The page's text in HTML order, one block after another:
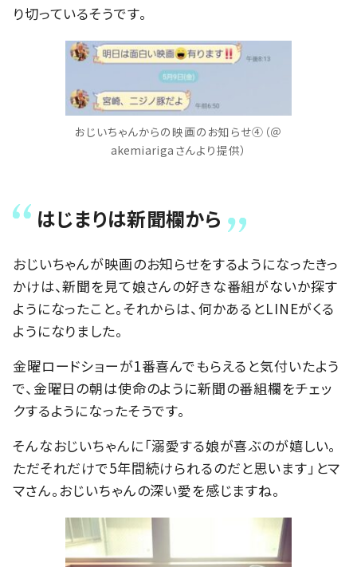
り切っているそうです。
おじいちゃんからの映画のお知らせ④（＠
akemiarigaさんより提供）
はじまりは新聞欄から
おじいちゃんが映画のお知らせをするようになったきっ
かけは、新聞を見て娘さんの好きな番組がないか探す
ようになったこと。それからは、何かあるとLINEがくる
ようになりました。
金曜ロードショーが1番喜んでもらえると気付いたよう
で、金曜日の朝は使命のように新聞の番組欄をチェッ
クするようになったそうです。
そんなおじいちゃんに「溺愛する娘が喜ぶのが嬉しい。
ただそれだけで5年間続けられるのだと思います」とマ
マさん。おじいちゃんの深い愛を感じますね。